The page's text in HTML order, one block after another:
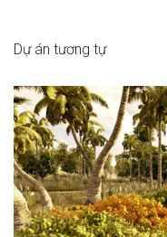
Dự án tương tự